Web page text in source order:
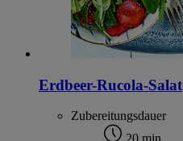
Erdbeer-Rucola-Salat
Zubereitungsdauer